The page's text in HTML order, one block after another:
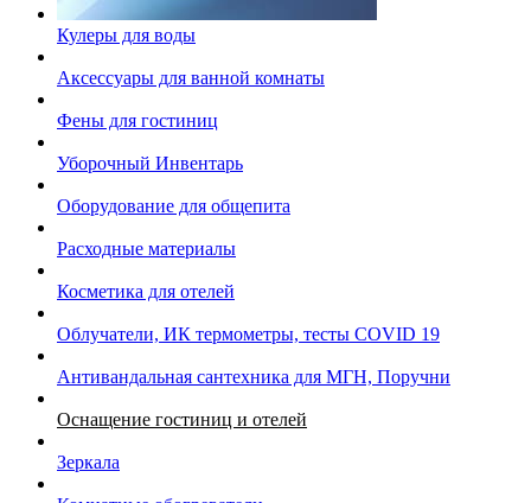
Кулеры для воды
Аксессуары для ванной комнаты
Фены для гостиниц
Уборочный Инвентарь
Оборудование для общепита
Расходные материалы
Косметика для отелей
Облучатели, ИК термометры, тесты COVID 19
Антивандальная сантехника для МГН, Поручни
Оснащение гостиниц и отелей
Зеркала